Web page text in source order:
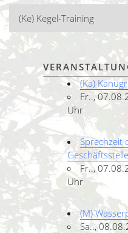
(Ke) Kegel-Training
(Ka)
Fr..,
Uhr
Sprechzeit
Geschäftsstelle
Fr..,
Uhr
(M)
Sa..,